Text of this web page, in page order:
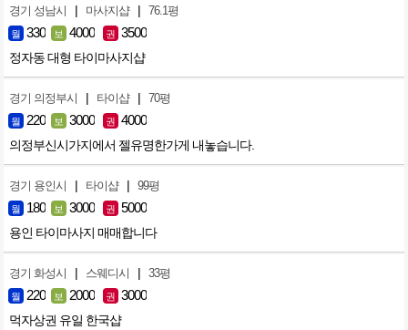
경기 성남시 | 마사지샵 | 76.1평
월 330 보 4000 권 3500
정자동 대형 타이마사지샵
경기 의정부시 | 타이샵 | 70평
월 220 보 3000 권 4000
의정부신시가지에서 젤유명한가게 내놓습니다.
경기 용인시 | 타이샵 | 99평
월 180 보 3000 권 5000
용인 타이마사지 매매합니다
경기 화성시 | 스웨디시 | 33평
월 220 보 2000 권 3000
먹자상권 유일 한국샵